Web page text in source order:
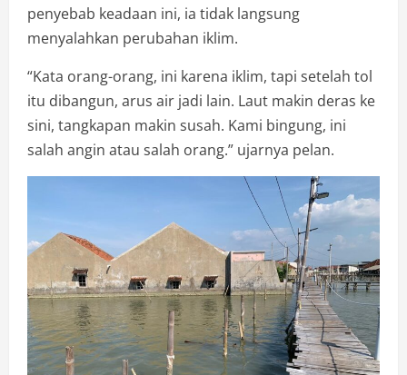
penyebab keadaan ini, ia tidak langsung
menyalahkan perubahan iklim.
“Kata orang-orang, ini karena iklim, tapi setelah tol
itu dibangun, arus air jadi lain. Laut makin deras ke
sini, tangkapan makin susah. Kami bingung, ini
salah angin atau salah orang.” ujarnya pelan.